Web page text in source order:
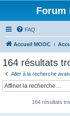
Forum
FAQ
Accueil MOOC
164 résultats
Aller à la recherche
164 résultats